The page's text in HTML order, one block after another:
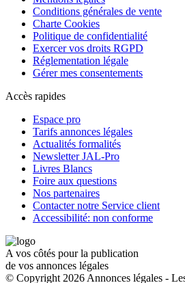
Conditions générales de vente
Charte Cookies
Politique de confidentialité
Exercer vos droits RGPD
Réglementation légale
Gérer mes consentements
Accès rapides
Espace pro
Tarifs annonces légales
Actualités formalités
Newsletter JAL-Pro
Livres Blancs
Foire aux questions
Nos partenaires
Contacter notre Service client
Accessibilité: non conforme
A vos côtés pour la publication
de vos annonces légales
© Copyright 2026 Annonces légales -